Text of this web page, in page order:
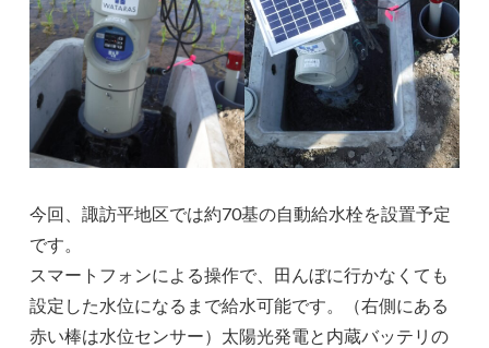
今回、諏訪平地区では約70基の自動給水栓を設置予定
です。
スマートフォンによる操作で、田んぼに行かなくても
設定した水位になるまで給水可能です。（右側にある
赤い棒は水位センサー）太陽光発電と内蔵バッテリの